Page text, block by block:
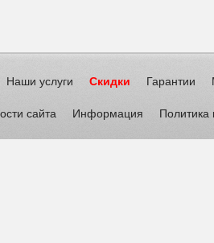
Наши услуги Скидки Гарантии
сайта Информация Политика